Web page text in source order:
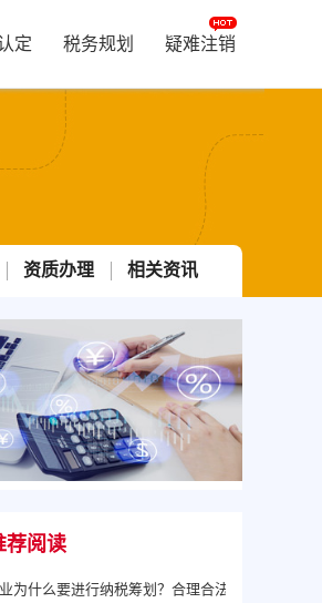
定 税务规划 疑难注销
资质办理 相关资讯
荐阅读
为什么要进行纳税筹划？合理合法地进行纳税筹